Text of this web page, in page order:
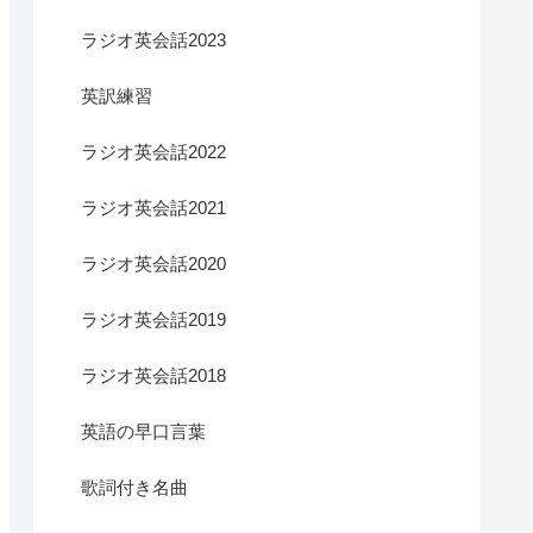
ラジオ英会話2023
英訳練習
ラジオ英会話2022
ラジオ英会話2021
ラジオ英会話2020
ラジオ英会話2019
ラジオ英会話2018
英語の早口言葉
歌詞付き名曲